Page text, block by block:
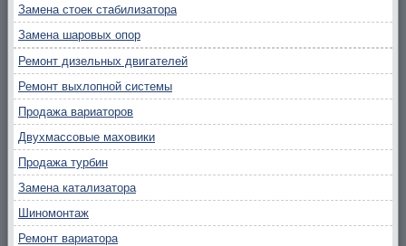
Замена стоек стабилизатора
Замена шаровых опор
Ремонт дизельных двигателей
Ремонт выхлопной системы
Продажа вариаторов
Двухмассовые маховики
Продажа турбин
Замена катализатора
Шиномонтаж
Ремонт вариатора